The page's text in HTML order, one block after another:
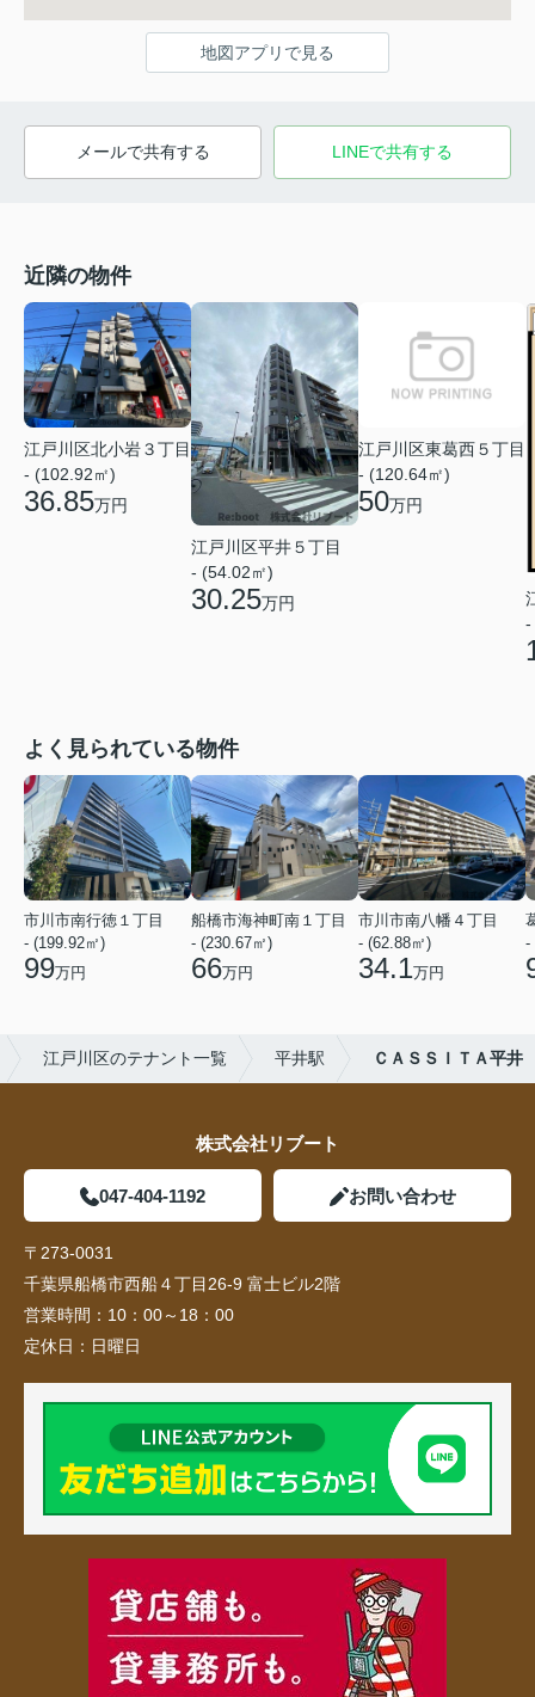
地図アプリで見る
メールで共有する LINEで共有する
近隣の物件
江戸川区北小岩３丁目
- (102.92㎡)
36.85万円
江戸川区平井５丁目
- (54.02㎡)
30.25万円
江戸川区東葛西５丁目
- (120.64㎡)
50万円
-
よく見られている物件
市川市南行徳１丁目
- (199.92㎡)
99万円
船橋市海神町南１丁目
- (230.67㎡)
66万円
市川市南八幡４丁目
- (62.88㎡)
34.1万円
-
江戸川区のテナント一覧 平井駅 ＣＡＳＳＩＴＡ平井
株式会社リブート
047-404-1192 お問い合わせ
〒273-0031
千葉県船橋市西船４丁目26-9 富士ビル2階
営業時間： 10：00～18：00
定休日： 日曜日